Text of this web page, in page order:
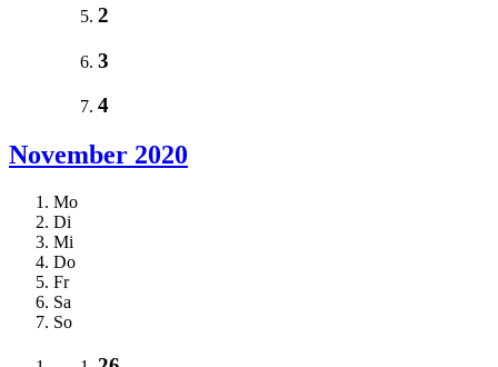
2
3
4
November 2020
Mo
Di
Mi
Do
Fr
Sa
So